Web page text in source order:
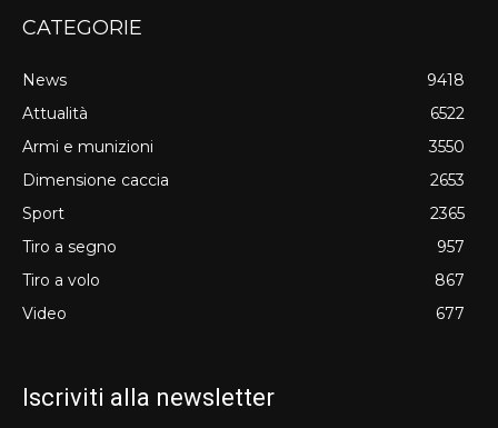
CATEGORIE
News
9418
Attualità
6522
Armi e munizioni
3550
Dimensione caccia
2653
Sport
2365
Tiro a segno
957
Tiro a volo
867
Video
677
Iscriviti alla newsletter